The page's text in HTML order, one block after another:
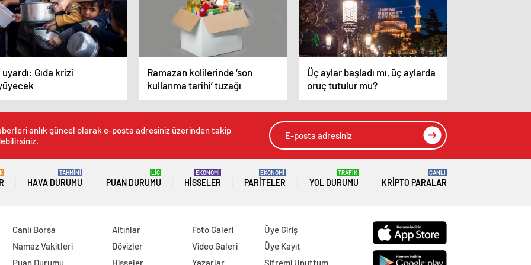
uyardı: Gıda krizi
Ramazan kolilerinde ‘son
kullanma tarihi’ tuzağı
Üç aylar başladı mı, üç aylarda
oruç tutulur mu?
anlık güncel olarak e-posta adresiniz üzerinden takip
HAVA DURUMU
TAHMİNİ
PUAN DURUMU
LİG
HISSELER
EKONOMİ
PARITELER
EKONOMİ
YOL DURUMU
TRAFİK
KRIPTO PARALAR
CANLI
Canlı Borsa
Namaz Vakitleri
Puan Durumu
Altınlar
Dövizler
Hisseler
Foto Galeri
Video Galeri
Yazarlar
Üye Giriş
Üye Kayıt
Şifremi Unuttum